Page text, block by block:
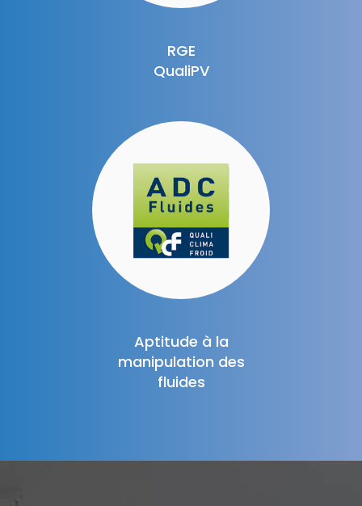
RGE
QualiPV
Aptitude à la
manipulation des
fluides